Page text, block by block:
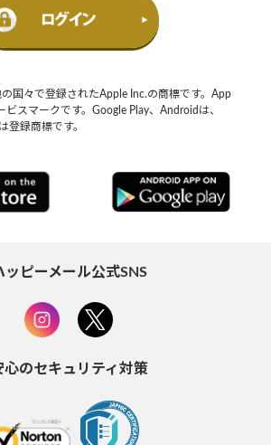
国々で登録されたApple Inc.の商標です。App
ビスマークです。Google Play、Androidは、
登録商標です。
ッピーメール公式SNS
心のセキュリティ対策